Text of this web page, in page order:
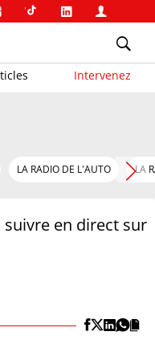
Intervenez
LA RADIO DE L'AUTO LA
suivre en direct sur